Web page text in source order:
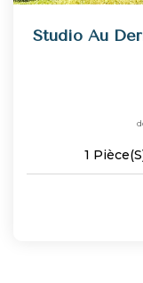
Studio Au
1